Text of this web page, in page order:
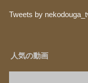
Tweets by
人気の動画